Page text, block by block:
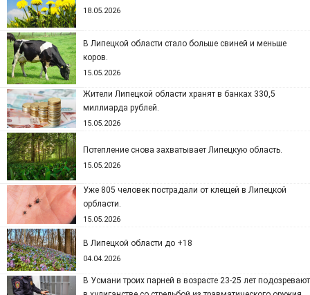
18.05.2026
В Липецкой области стало больше свиней и меньше
коров.
15.05.2026
Жители Липецкой области хранят в банках 330,5
миллиарда рублей.
15.05.2026
Потепление снова захватывает Липецкую область.
15.05.2026
Уже 805 человек пострадали от клещей в Липецкой
орбласти.
15.05.2026
В Липецкой области до +18
04.04.2026
В Усмани троих парней в возрасте 23-25 лет подозревают